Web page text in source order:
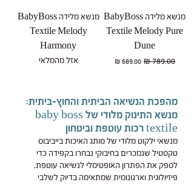
מנשא מלידה BabyBoss
Textile Melody Pure
Dune
מחיר רגיל‏789.00 ‏₪ מחיר מבצע‏689.00 ‏₪
מנשא מלידה BabyBoss
Textile Melody
Harmony
אזל מהמלאי
מהפכת הנשיאה הביתית והחוץ-ביתית:
מנשא התינוק מלודי של baby boss
textile רכות עוטפת וביטחון
מנשאי ילקוט מלודי של מותג האיכות בייביבוס
טקסטיל שנמכרים בחיבוקי נבחרו בקפידה כדי
לספק את הפתרון האופטימלי לנשיאה עוטפת,
פיזיולוגית וארגונומית שמתאימה בדיוק לשלבי